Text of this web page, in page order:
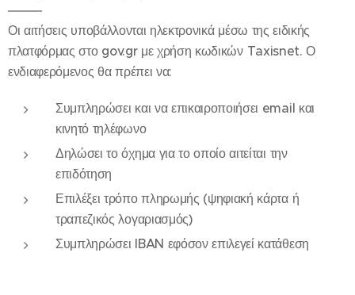
Οι αιτήσεις υποβάλλονται ηλεκτρονικά μέσω της ειδικής
πλατφόρμας στο gov.gr με χρήση κωδικών Taxisnet. Ο
ενδιαφερόμενος θα πρέπει να:
Συμπληρώσει και να επικαιροποιήσει email και
κινητό τηλέφωνο
Δηλώσει το όχημα για το οποίο αιτείται την
επιδότηση
Επιλέξει τρόπο πληρωμής (ψηφιακή κάρτα ή
τραπεζικός λογαριασμός)
Συμπληρώσει IBAN εφόσον επιλεγεί κατάθεση